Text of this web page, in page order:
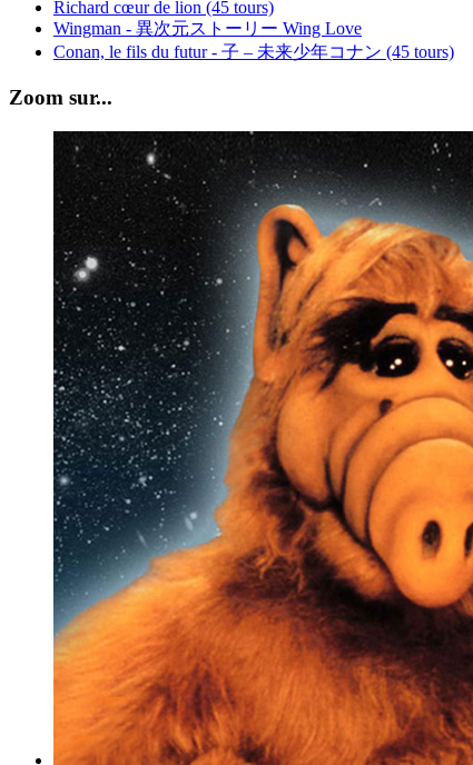
Richard cœur de lion (45 tours)
Wingman - 異次元ストーリー Wing Love
Conan, le fils du futur - 子 – 未来少年コナン (45 tours)
Zoom sur...